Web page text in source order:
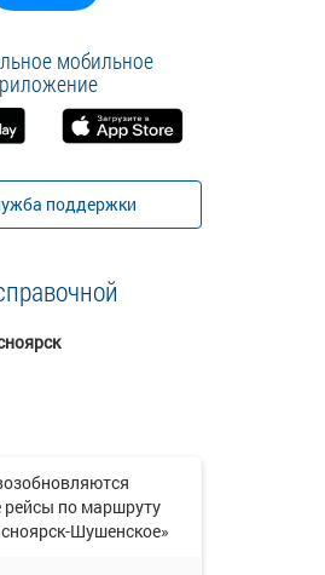
мобильное
поддержки
по маршруту
Шушенское»